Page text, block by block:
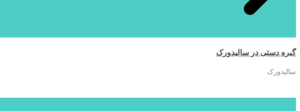
گیره دستی در سالیدورک
سالیدورک